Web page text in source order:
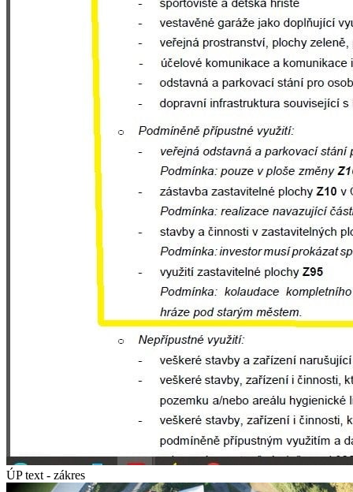
ÚP text - zákres